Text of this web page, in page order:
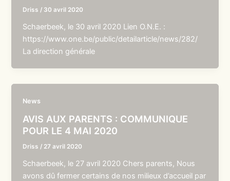
Driss / 30 avril 2020
Schaerbeek, le 30 avril 2020 Lien O.N.E. :
https://www.one.be/public/detailarticle/news/282/
La direction générale
News
AVIS AUX PARENTS : COMMUNIQUE
POUR LE 4 MAI 2020
Driss / 27 avril 2020
Schaerbeek, le 27 avril 2020 Chers parents, Nous
avons dû fermer certains de nos milieux d’accueil par